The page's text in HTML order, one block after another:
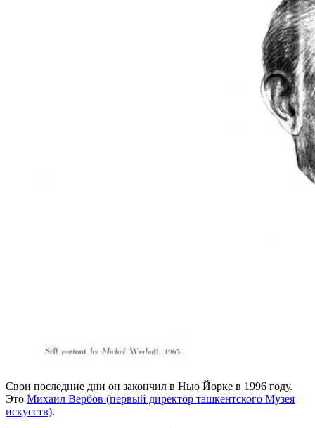
Свои последние дни он закончил в Нью Йорке в 1996 году.
Это Михаил Вербов (первый директор ташкентского Музея
искусств).